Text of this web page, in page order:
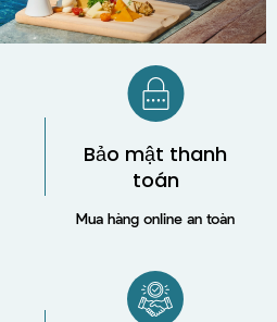
Bảo mật thanh
toán
Mua hàng online an toàn